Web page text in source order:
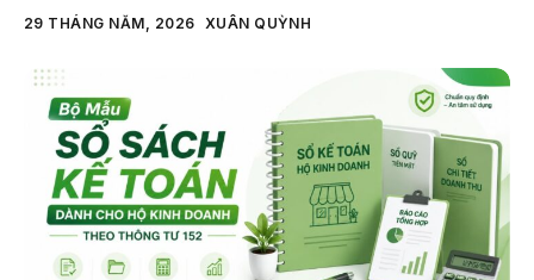
29 THÁNG NĂM, 2026 XUÂN QUỲNH